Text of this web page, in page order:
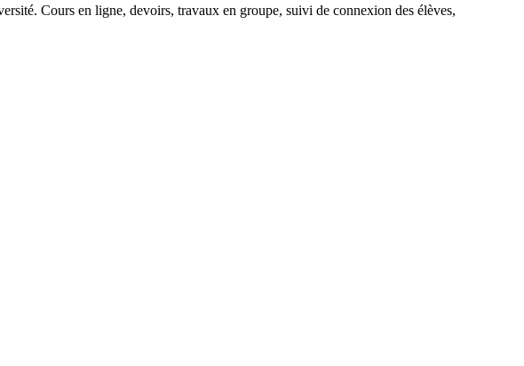
Cours en ligne, devoirs, travaux en groupe, suivi de connexion des élèves,